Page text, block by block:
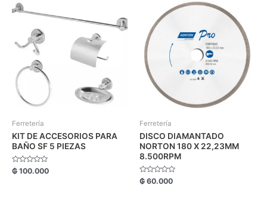
Ferretería
KIT DE ACCESORIOS PARA
BAÑO SF 5 PIEZAS
Valorado
con
₲ 100.000
Ferretería
DISCO DIAMANTADO
NORTON 180 X 22,23MM
8.500RPM
Valorado
con
₲ 60.000